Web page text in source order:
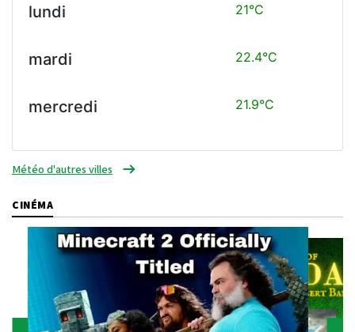
lundi 21°C
mardi 22.4°C
mercredi 21.9°C
Météo d'autres villes
CINÉMA